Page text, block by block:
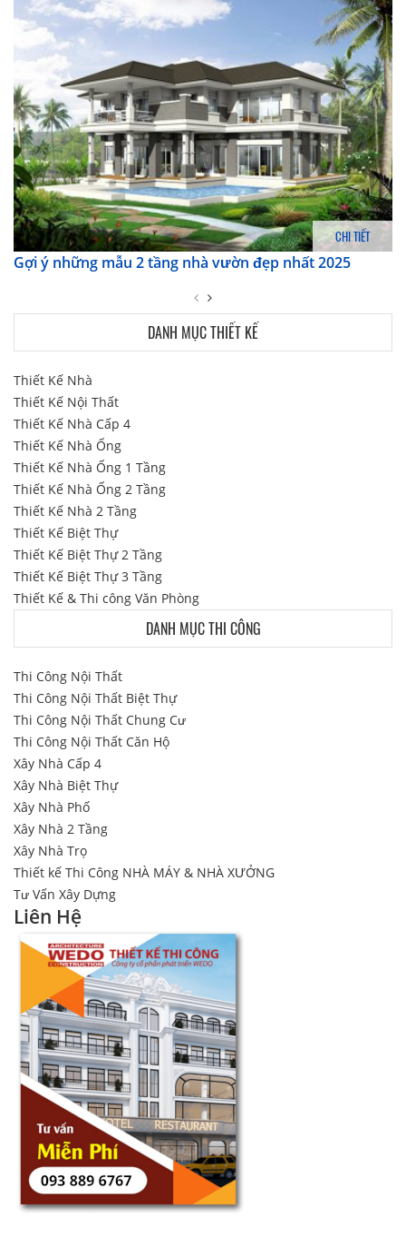
CHI TIẾT
Gợi ý những mẫu 2 tầng nhà vườn đẹp nhất 2025
DANH MỤC THIẾT KẾ
Thiết Kế Nhà
Thiết Kế Nội Thất
Thiết Kế Nhà Cấp 4
Thiết Kế Nhà Ống
Thiết Kế Nhà Ống 1 Tầng
Thiết Kế Nhà Ống 2 Tầng
Thiết Kế Nhà 2 Tầng
Thiết Kế Biệt Thự
Thiết Kế Biệt Thự 2 Tầng
Thiết Kế Biệt Thự 3 Tầng
Thiết Kế & Thi công Văn Phòng
DANH MỤC THI CÔNG
Thi Công Nội Thất
Thi Công Nội Thất Biệt Thự
Thi Công Nội Thất Chung Cư
Thi Công Nội Thất Căn Hộ
Xây Nhà Cấp 4
Xây Nhà Biệt Thự
Xây Nhà Phố
Xây Nhà 2 Tầng
Xây Nhà Trọ
Thiết kế Thi Công NHÀ MÁY & NHÀ XƯỞNG
Tư Vấn Xây Dựng
Liên Hệ